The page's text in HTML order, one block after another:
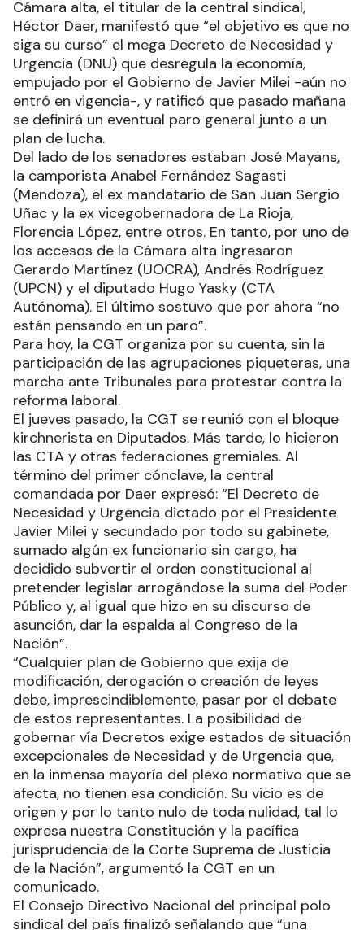
Cámara alta, el titular de la central sindical,
Héctor Daer, manifestó que “el objetivo es que no
siga su curso” el mega Decreto de Necesidad y
Urgencia (DNU) que desregula la economía,
empujado por el Gobierno de Javier Milei -aún no
entró en vigencia-, y ratificó que pasado mañana
se definirá un eventual paro general junto a un
plan de lucha.
Del lado de los senadores estaban José Mayans,
la camporista Anabel Fernández Sagasti
(Mendoza), el ex mandatario de San Juan Sergio
Uñac y la ex vicegobernadora de La Rioja,
Florencia López, entre otros. En tanto, por uno de
los accesos de la Cámara alta ingresaron
Gerardo Martínez (UOCRA), Andrés Rodríguez
(UPCN) y el diputado Hugo Yasky (CTA
Autónoma). El último sostuvo que por ahora “no
están pensando en un paro”.
Para hoy, la CGT organiza por su cuenta, sin la
participación de las agrupaciones piqueteras, una
marcha ante Tribunales para protestar contra la
reforma laboral.
El jueves pasado, la CGT se reunió con el bloque
kirchnerista en Diputados. Más tarde, lo hicieron
las CTA y otras federaciones gremiales. Al
término del primer cónclave, la central
comandada por Daer expresó: “El Decreto de
Necesidad y Urgencia dictado por el Presidente
Javier Milei y secundado por todo su gabinete,
sumado algún ex funcionario sin cargo, ha
decidido subvertir el orden constitucional al
pretender legislar arrogándose la suma del Poder
Público y, al igual que hizo en su discurso de
asunción, dar la espalda al Congreso de la
Nación”.
“Cualquier plan de Gobierno que exija de
modificación, derogación o creación de leyes
debe, imprescindiblemente, pasar por el debate
de estos representantes. La posibilidad de
gobernar vía Decretos exige estados de situación
excepcionales de Necesidad y de Urgencia que,
en la inmensa mayoría del plexo normativo que se
afecta, no tienen esa condición. Su vicio es de
origen y por lo tanto nulo de toda nulidad, tal lo
expresa nuestra Constitución y la pacífica
jurisprudencia de la Corte Suprema de Justicia
de la Nación”, argumentó la CGT en un
comunicado.
El Consejo Directivo Nacional del principal polo
sindical del país finalizó señalando que “una